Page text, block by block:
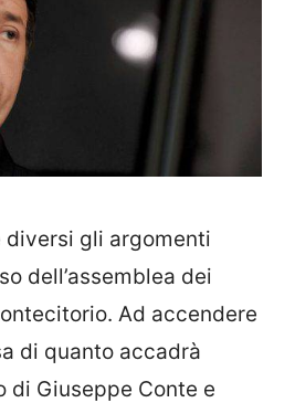
diversi gli argomenti
dell’assemblea dei
Ad accendere
di quanto accadrà
di Giuseppe Conte e